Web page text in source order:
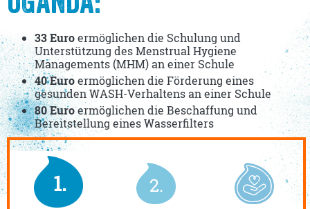
33 Euroermöglichen die Schulung und
Unterstützung des Menstrual Hygiene
Managements (MHM) an einer Schule
40 Euroermöglichen die Förderung eines
gesunden WASH-Verhaltens an einer Schule
80 Euroermöglichen die Beschaffung und
Bereitstellung eines Wasserfilters